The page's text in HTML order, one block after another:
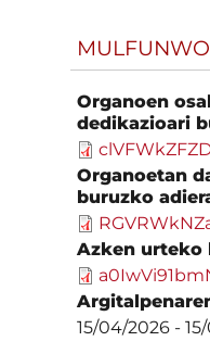
Organoen
dedikazioari
Organoetan
buruzko
Azken urteko
15/04/2026 -